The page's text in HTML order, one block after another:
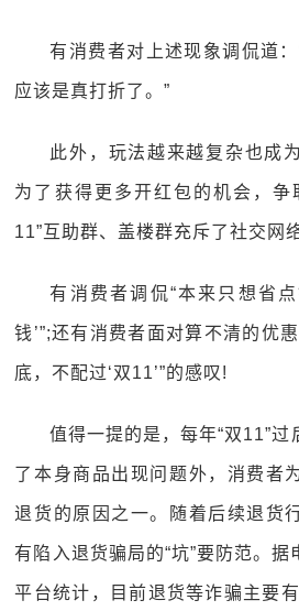
有消费者对上述现象调侃道
应该是真打折了。”
此外，玩法越来越复杂也成
为了获得更多开红包的机会，争
11”互助群、盖楼群充斥了社交网
有消费者调侃“本来只想省点
钱’”;还有消费者面对算不清的优
底，不配过‘双11’”的感叹!
值得一提的是，每年“双11”
了本身商品出现问题外，消费者
退货的原因之一。随着后续退货
有陷入退货骗局的“坑”要防范。
平台统计，目前退货等诈骗主要